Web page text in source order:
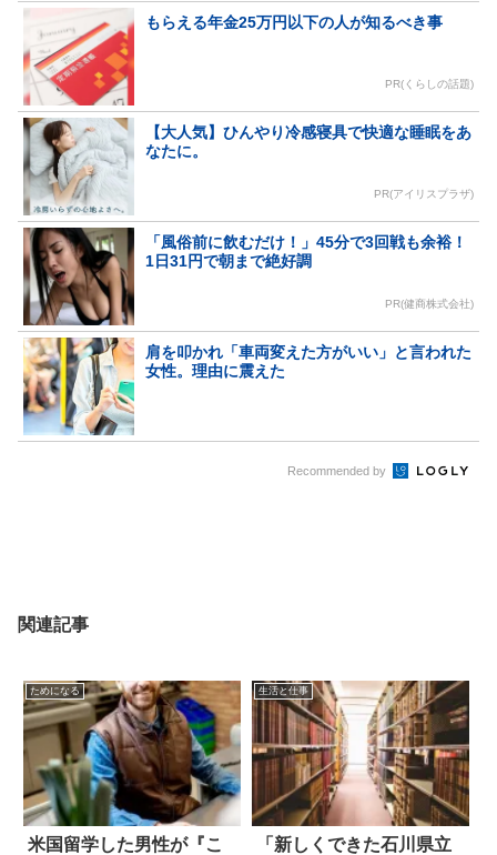
もらえる年金25万円以下の人が知るべき事
PR(くらしの話題)
【大人気】ひんやり冷感寝具で快適な睡眠をあ
なたに。
PR(アイリスプラザ)
「風俗前に飲むだけ！」45分で3回戦も余裕！
1日31円で朝まで絶好調
PR(健商株式会社)
肩を叩かれ「車両変えた方がいい」と言われた
女性。理由に震えた
Recommended by
関連記事
ためになる
米国留学した男性が『こ
生活と仕事
「新しくできた石川県立